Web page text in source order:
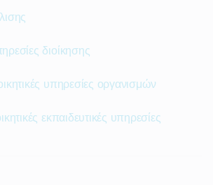
διοίκησης
υπηρεσίες οργανισμών
εκπαιδευτικές υπηρεσίες